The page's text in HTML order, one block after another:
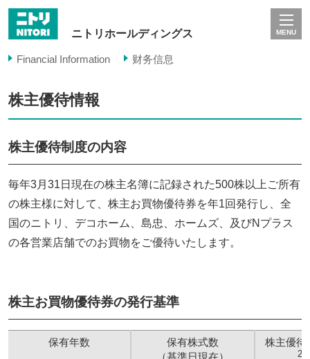
ニトリホールディングス MENU
Financial Information 财务信息
株主優待情報
株主優待制度の内容
毎年3月31日現在の株主名簿に記録された500株以上ご所有
の株主様に対して、株主お買物優待券を年1回発行し、全
国のニトリ、デコホーム、島忠、ホームズ、及びNプラス
の各営業店舗でのお買物をご優待いたします。
株主お買物優待券の発行基準
保有年数
保有株式数
（基準日現在）
株主優待
2
保有年数
保有株式数
（基準日現在）
株主優待
2